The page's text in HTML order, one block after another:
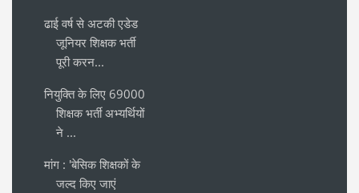
ढाई वर्ष से अटकी एडेड
जूनियर शिक्षक भर्ती
पूरी करन...
नियुक्ति के लिए 69000
शिक्षक भर्ती अभ्यर्थियों
ने ...
मांग : 'बेसिक शिक्षकों के
जल्द किए जाएं